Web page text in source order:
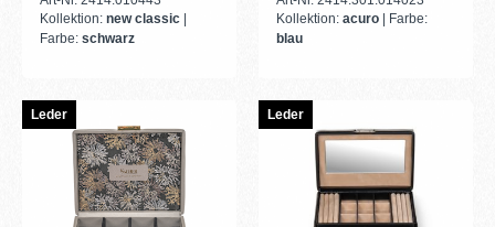
Kollektion: new classic
Farbe: schwarz
Kollektion: acuro
| Farbe:
blau
Leder Leder